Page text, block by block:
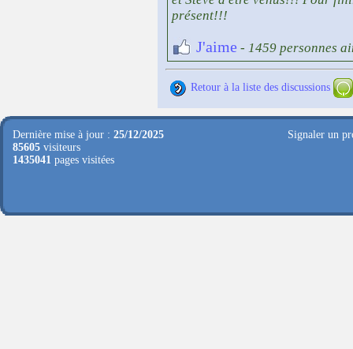
présent!!!
J'aime - 1459 personnes
Retour à la liste des discussions
Dernière mise à jour : 25/12/2025
85605 visiteurs
1435041 pages visitées
Signaler un